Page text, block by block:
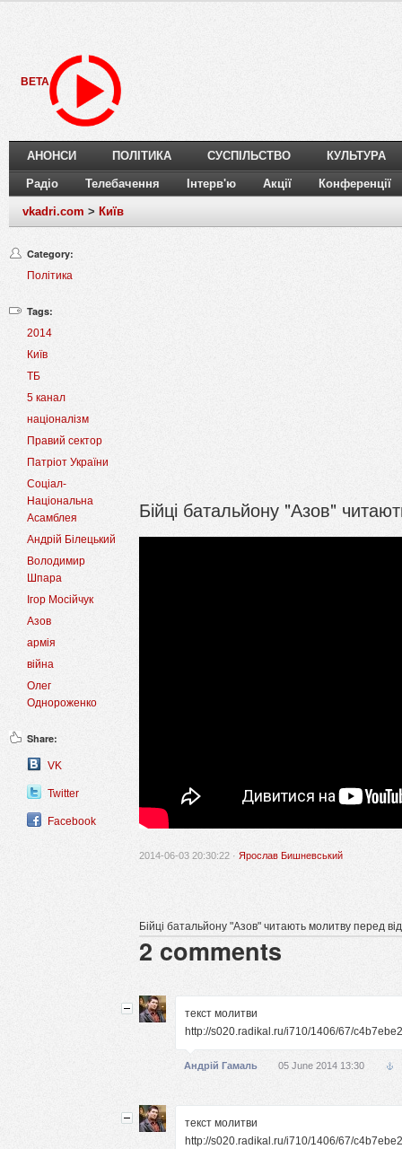
BETA
АНОНСИ ПОЛІТИКА СУСПІЛЬСТВО КУЛЬТУРА
Радіо Телебачення Інтерв'ю Акції Конференції
vkadri.com > Київ
Category:
Політика
Tags:
2014
Київ
ТБ
5 канал
націоналізм
Правий сектор
Патріот України
Соціал-
Національна
Асамблея
Андрій Білецький
Володимир
Шпара
Ігор Мосійчук
Азов
армія
війна
Олег
Однороженко
Share:
VK
Twitter
Facebook
Бійці батальйону "Азов"
2014-06-03 20:30:22 · Ярослав Бишневський
Бійці батальйону "Азов" читають молитву перед
2 comments
текст молитви
http://s020.radikal.ru/i710/1406/67/
Андрій Гамаль 05 June 2014 13:30
текст молитви
http://s020.radikal.ru/i710/1406/67/